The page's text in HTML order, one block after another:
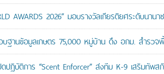
AWARDS 2026” มอบรางวัลเกียรติยศระดับนา
านข้อมูลเกษตร 75,000 หมู่บ้าน ดึง อกม. สำรวจ
ฏิบัติการ “Scent Enforcer” ส่งทีม K-9 เสริมทัพส